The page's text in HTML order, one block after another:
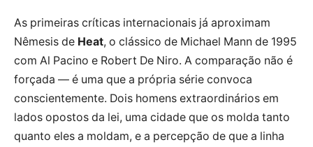
As primeiras críticas internacionais já aproximam
Nêmesis de Heat, o clássico de Michael Mann de 1995
com Al Pacino e Robert De Niro. A comparação não é
forçada — é uma que a própria série convoca
conscientemente. Dois homens extraordinários em
lados opostos da lei, uma cidade que os molda tanto
quanto eles a moldam, e a percepção de que a linha